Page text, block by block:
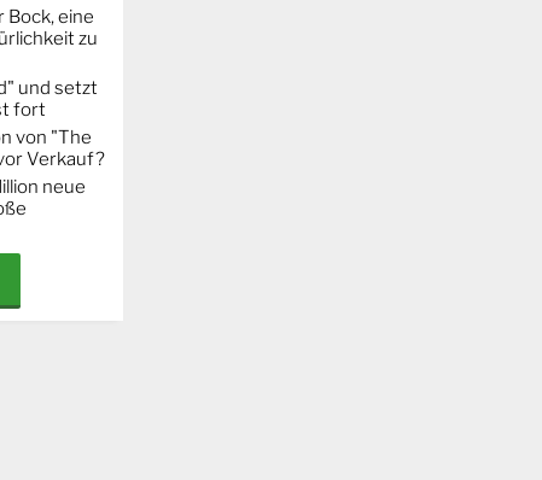
Bock, eine
zu
und setzt
fort
von "The
Verkauf?
neue